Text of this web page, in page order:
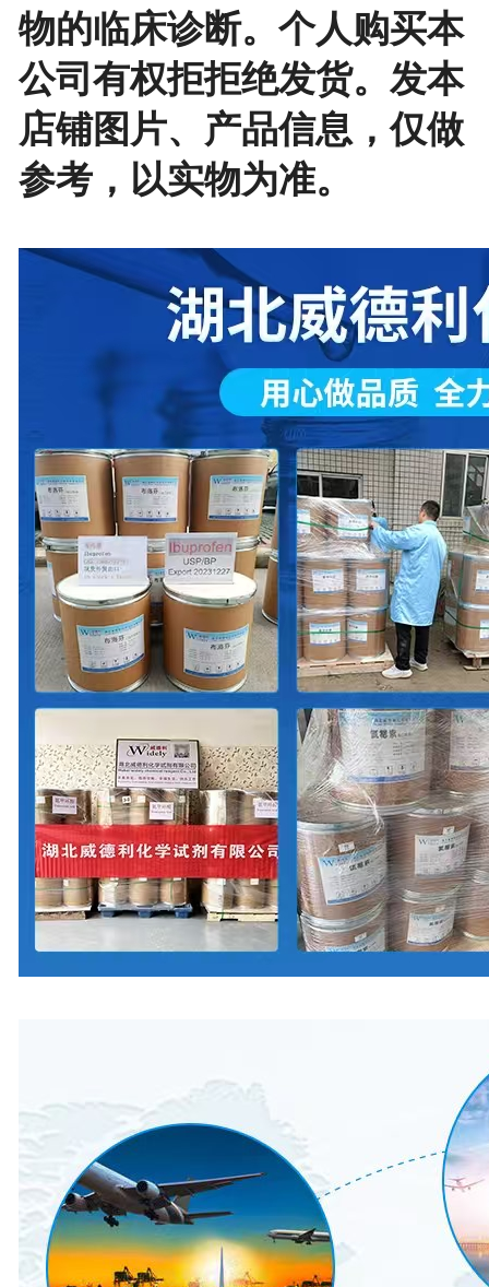
物的临床诊断。个人购买本
公司有权拒拒绝发货。发本
店铺图片、产品信息，仅做
参考，以实物为准。